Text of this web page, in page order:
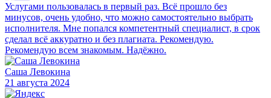
Услугами пользовалась в первый раз. Всё прошло без
минусов, очень удобно, что можно самостоятельно выбрать
исполнителя. Мне попался компетентный специалист, в срок
сделал всё аккуратно и без плагиата. Рекомендую.
Рекомендую всем знакомым. Надёжно.
Саша Левокина
21 августа 2024